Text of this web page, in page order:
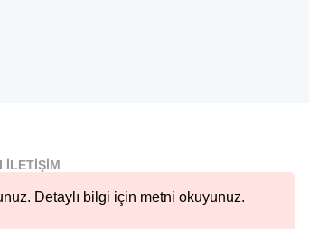
Detaylı bilgi için metni okuyunuz.
İLETIŞIM